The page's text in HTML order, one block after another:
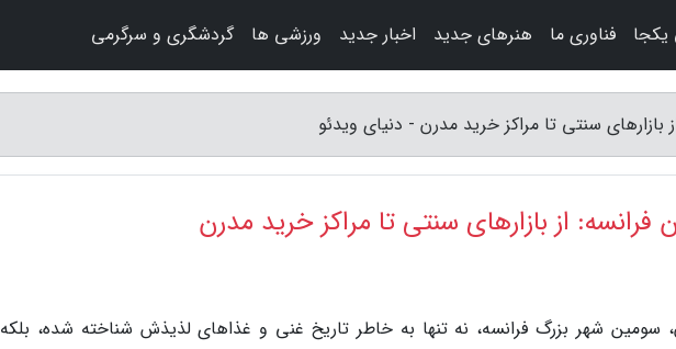
بازارهای سنتی تا مراکز خرید مدرن - دنیای ویدئو
فرانسه: از بازارهای سنتی تا مراکز خرید مدرن
سومین شهر بزرگ فرانسه، نه تنها به خاطر تاریخ غنی و غذاهای لذیذش شناخته شده، بلکه
فناوری ما هنرهای جدید اخبار جدید ورزشی ها گردشگری و سرگرمی